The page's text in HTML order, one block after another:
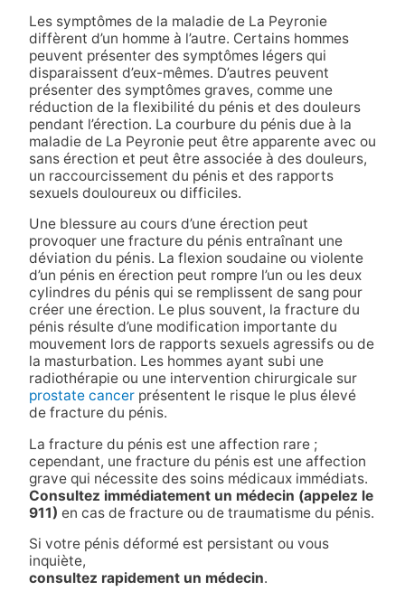
Les symptômes de la maladie de La Peyronie
diffèrent d’un homme à l’autre. Certains hommes
peuvent présenter des symptômes légers qui
disparaissent d’eux-mêmes. D’autres peuvent
présenter des symptômes graves, comme une
réduction de la flexibilité du pénis et des douleurs
pendant l’érection. La courbure du pénis due à la
maladie de La Peyronie peut être apparente avec ou
sans érection et peut être associée à des douleurs,
un raccourcissement du pénis et des rapports
sexuels douloureux ou difficiles.
Une blessure au cours d’une érection peut
provoquer une fracture du pénis entraînant une
déviation du pénis. La flexion soudaine ou violente
d’un pénis en érection peut rompre l’un ou les deux
cylindres du pénis qui se remplissent de sang pour
créer une érection. Le plus souvent, la fracture du
pénis résulte d’une modification importante du
mouvement lors de rapports sexuels agressifs ou de
la masturbation. Les hommes ayant subi une
radiothérapie ou une intervention chirurgicale sur
prostate cancerprésentent le risque le plus élevé
de fracture du pénis.
La fracture du pénis est une affection rare ;
cependant, une fracture du pénis est une affection
grave qui nécessite des soins médicaux immédiats.
Consultez immédiatement un médecin (appelez le
911) en cas de fracture ou de traumatisme du pénis.
Si votre pénis déformé est persistant ou vous
inquiète,
consultez rapidement un médecin.